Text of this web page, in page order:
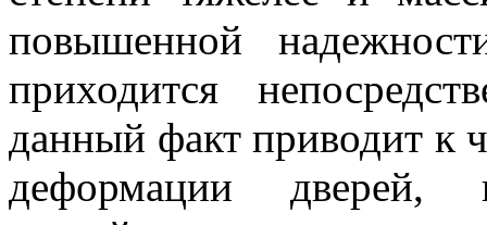
повышенной
приходится
данный факт приводит к
деформации дверей,